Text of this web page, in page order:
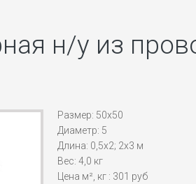
н/у из
Размер: 50х50
Диаметр: 5
Длина: 0,5х2; 2х3 м
Вес: 4,0 кг
Цена м², кг : 301 руб